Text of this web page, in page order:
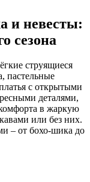
и невесты:
сезона
струящиеся
пастельные
с открытыми
деталями,
в жаркую
или без них.
– от бохо-шика до